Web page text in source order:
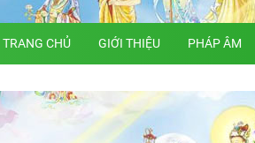
TRANG CHỦ GIỚI THIỆU PHÁP ÂM